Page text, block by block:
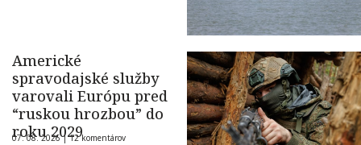
Americké
spravodajské služby
varovali Európu pred
“ruskou hrozbou” do
roku 2029
07. 08. 2026 |12 komentárov